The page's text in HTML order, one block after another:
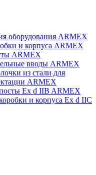
оборудования ARMEX
и корпуса ARMEX
ARMEX
вводы ARMEX
из стали для
ARMEX
Ex d IIB ARMEX
и корпуса Ex d IIС